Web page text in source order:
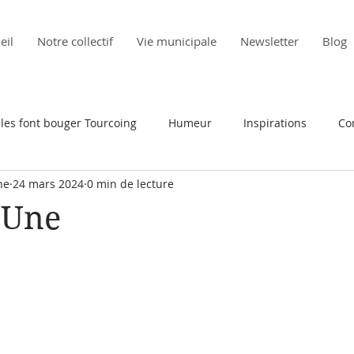
Notre collectif Vie municipale Newsletter Blog
font bouger Tourcoing Humeur Inspirations
24 mars 2024 0 min de lecture